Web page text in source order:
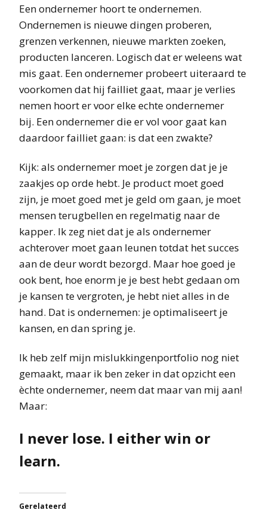
Een ondernemer hoort te ondernemen.
Ondernemen is nieuwe dingen proberen,
grenzen verkennen, nieuwe markten zoeken,
producten lanceren. Logisch dat er weleens wat
mis gaat. Een ondernemer probeert uiteraard te
voorkomen dat hij failliet gaat, maar je verlies
nemen hoort er voor elke echte ondernemer
bij. Een ondernemer die er vol voor gaat kan
daardoor failliet gaan: is dat een zwakte?
Kijk: als ondernemer moet je zorgen dat je je
zaakjes op orde hebt. Je product moet goed
zijn, je moet goed met je geld om gaan, je moet
mensen terugbellen en regelmatig naar de
kapper. Ik zeg niet dat je als ondernemer
achterover moet gaan leunen totdat het succes
aan de deur wordt bezorgd. Maar hoe goed je
ook bent, hoe enorm je je best hebt gedaan om
je kansen te vergroten, je hebt niet alles in de
hand. Dat is ondernemen: je optimaliseert je
kansen, en dan spring je.
Ik heb zelf mijn mislukkingenportfolio nog niet
gemaakt, maar ik ben zeker in dat opzicht een
èchte ondernemer, neem dat maar van mij aan!
Maar:
I never lose. I either win or
learn.
Gerelateerd